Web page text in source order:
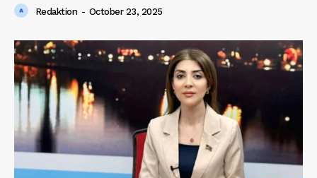
Company
About us
Contact us
Redaktion - October 23, 2025